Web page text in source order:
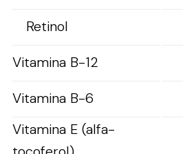
Retinol
Vitamina B-12
Vitamina B-6
Vitamina E (alfa-